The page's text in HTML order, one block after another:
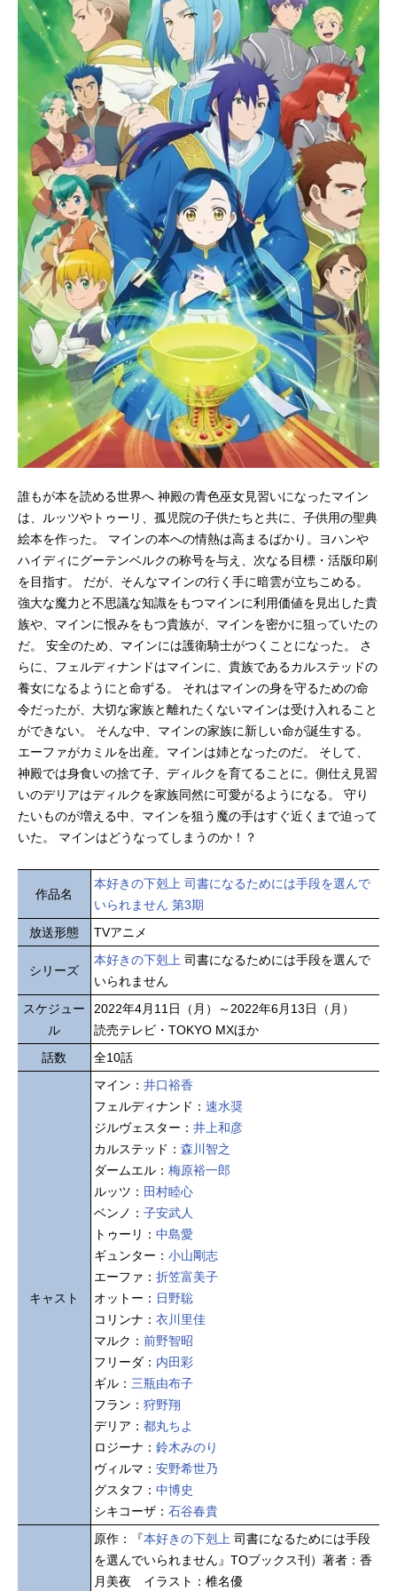
誰もが本を読める世界へ 神殿の青色巫女見習いになったマイン
は、ルッツやトゥーリ、孤児院の子供たちと共に、子供用の聖典
絵本を作った。 マインの本への情熱は高まるばかり。ヨハンや
ハイディにグーテンベルクの称号を与え、次なる目標・活版印刷
を目指す。 だが、そんなマインの行く手に暗雲が立ちこめる。
強大な魔力と不思議な知識をもつマインに利用価値を見出した貴
族や、マインに恨みをもつ貴族が、マインを密かに狙っていたの
だ。 安全のため、マインには護衛騎士がつくことになった。 さ
らに、フェルディナンドはマインに、貴族であるカルステッドの
養女になるようにと命ずる。 それはマインの身を守るための命
令だったが、大切な家族と離れたくないマインは受け入れること
ができない。 そんな中、マインの家族に新しい命が誕生する。
エーファがカミルを出産。マインは姉となったのだ。 そして、
神殿では身食いの捨て子、ディルクを育てることに。側仕え見習
いのデリアはディルクを家族同然に可愛がるようになる。 守り
たいものが増える中、マインを狙う魔の手はすぐ近くまで迫って
いた。 マインはどうなってしまうのか！？
作品名
本好きの下剋上 司書になるためには手段を選んで
いられません 第3期
放送形態
TVアニメ
シリーズ
本好きの下剋上 司書になるためには手段を選んで
いられません
スケジュー
ル
2022年4月11日（月）～2022年6月13日（月）
読売テレビ・TOKYO MXほか
話数
全10話
キャスト
マイン： 井口裕香
フェルディナンド： 速水奨
ジルヴェスター： 井上和彦
カルステッド： 森川智之
ダームエル： 梅原裕一郎
ルッツ： 田村睦心
ベンノ： 子安武人
トゥーリ： 中島愛
ギュンター： 小山剛志
エーファ： 折笠富美子
オットー： 日野聡
コリンナ： 衣川里佳
マルク： 前野智昭
フリーダ： 内田彩
ギル： 三瓶由布子
フラン： 狩野翔
デリア： 都丸ちよ
ロジーナ： 鈴木みのり
ヴィルマ： 安野希世乃
グスタフ： 中博史
シキコーザ： 石谷春貴
原作：『本好きの下剋上 司書になるためには手段
を選んでいられません』TOブックス刊）著者：香
月美夜 イラスト：椎名優